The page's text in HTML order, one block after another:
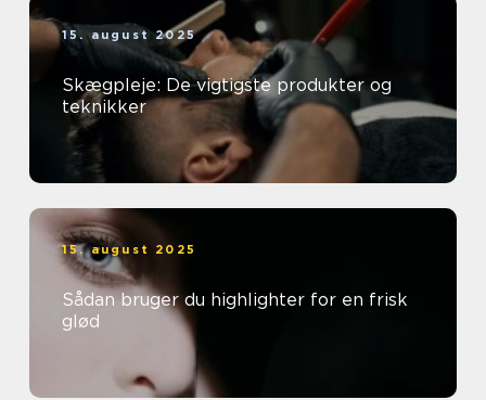
15. august 2025
Skægpleje: De vigtigste produkter og
teknikker
15. august 2025
Sådan bruger du highlighter for en frisk
glød